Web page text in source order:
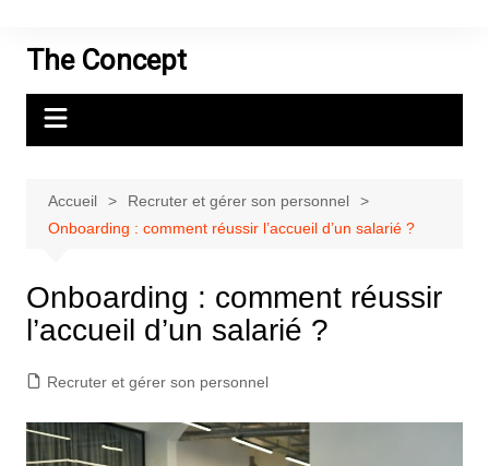
contenuThe Concept
Accueil
Recruter et gérer son personnel
Onboarding : comment réussir l’accueil d’un salarié ?
Onboarding : comment réussir
l’accueil d’un salarié ?
Recruter et gérer son personnel